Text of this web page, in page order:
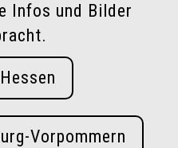
Infos und Bilder
Vorpommern